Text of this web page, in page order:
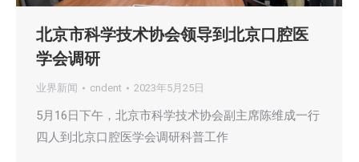
北京市科学技术协会领导到北京口腔医
学会调研
业界新闻 cndent 2023年5月25日
5月16日下午，北京市科学技术协会副主席陈维成一行
四人到北京口腔医学会调研科普工作